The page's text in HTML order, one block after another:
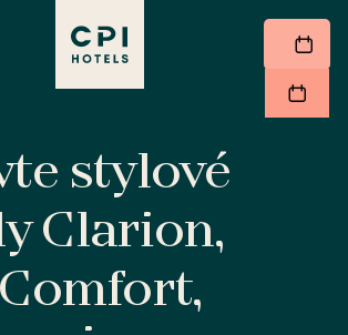
stylové
Clarion,
Comfort,